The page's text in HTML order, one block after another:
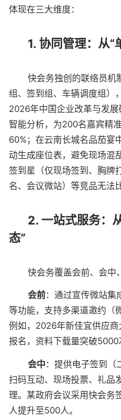
体现在三大维度：
1. 协同管理：从“
快会务独创的联络员机
组、签到组、车辆调度组）
2026年中国企业改革与发
智能分析，为200名嘉宾精
60%；在云南长城名品茄宴
动生成座位表，避免现场混
签到星（仅现场签到、胸牌
名、会议微站）等竞品无法
2. 一站式服务：
态”
快会务覆盖会前、会中
会前：通过宣传微站集
等功能，支持多渠道邀约（
例如，2026年新佳宜供应
报名，资料下载量突破5000
会中：提供电子签到（
扫码互动、现场投票、礼品
理。某政府会议采用快会务
人提升至500人。